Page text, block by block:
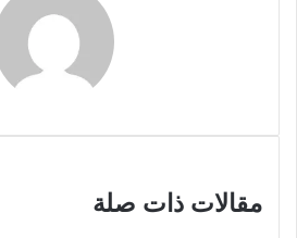
مقالات ذات صلة